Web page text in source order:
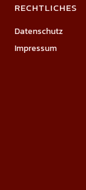
RECHTLICHES
Datenschutz
Impressum